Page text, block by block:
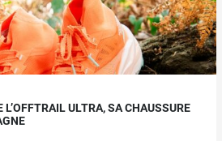
ULTRA, SA CHAUSSURE